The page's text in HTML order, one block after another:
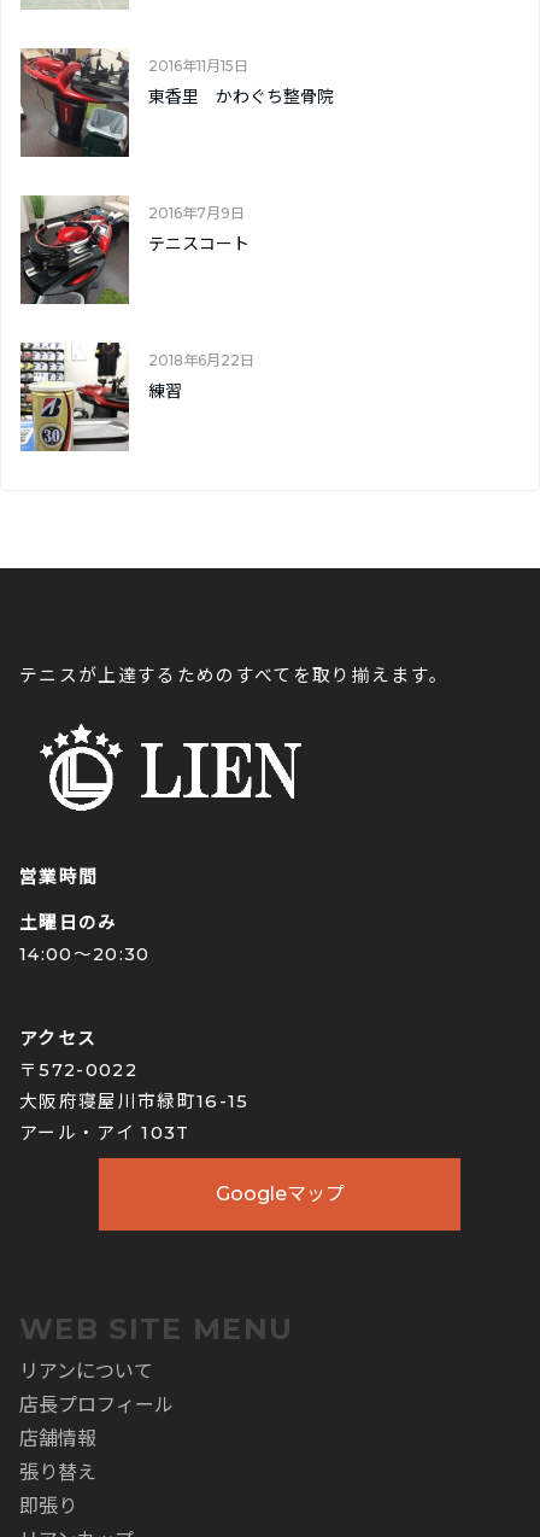
2016年11月15日
東香里 かわぐち整骨院
2016年7月9日
テニスコート
2018年6月22日
練習
テニスが上達するためのすべてを取り揃えます。
営業時間
土曜日のみ
14:00〜20:30
アクセス
〒572-0022
大阪府寝屋川市緑町16-15
アール・アイ 103T
Googleマップ
WEB SITE MENU
リアンについて
店長プロフィール
店舗情報
張り替え
即張り